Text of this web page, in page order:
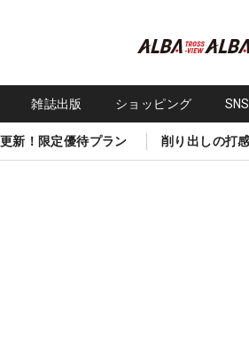
雑誌出版 ショッピング
新！限定優待プラン 削り出しの打